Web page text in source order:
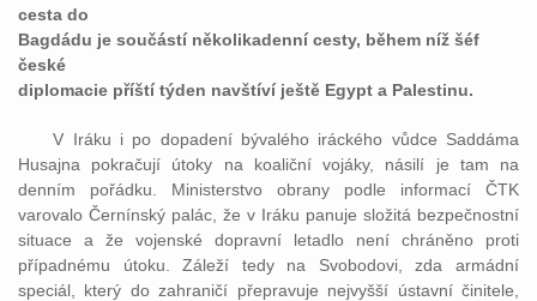
cesta do
Bagdádu je součástí několikadenní cesty, během níž šéf
české
diplomacie příští týden navštíví ještě Egypt a Palestinu.
V Iráku i po dopadení bývalého iráckého vůdce Saddáma
Husajna pokračují útoky na koaliční vojáky, násilí je tam na
denním pořádku. Ministerstvo obrany podle informací ČTK
varovalo Černínský palác, že v Iráku panuje složitá bezpečnostní
situace a že vojenské dopravní letadlo není chráněno proti
případnému útoku. Záleží tedy na Svobodovi, zda armádní
speciál, který do zahraničí přepravuje nejvyšší ústavní činitele,